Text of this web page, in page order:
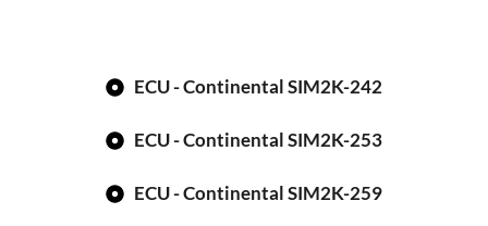
ECU - Continental SIM2K-242
ECU - Continental SIM2K-253
ECU - Continental SIM2K-259